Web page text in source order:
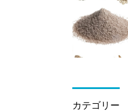
カテゴリー